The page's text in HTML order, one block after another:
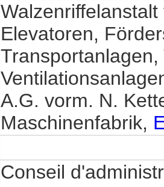
Elevatoren,
A.G. vorm. N.
Maschinenfabrik,
Conseil